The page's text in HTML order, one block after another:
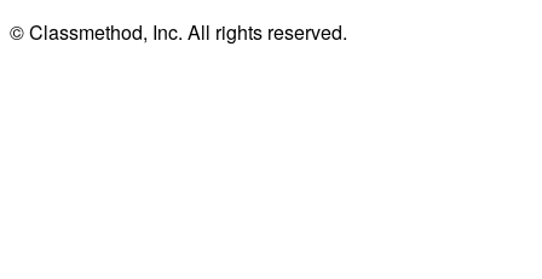
© Classmethod, Inc. All rights reserved.